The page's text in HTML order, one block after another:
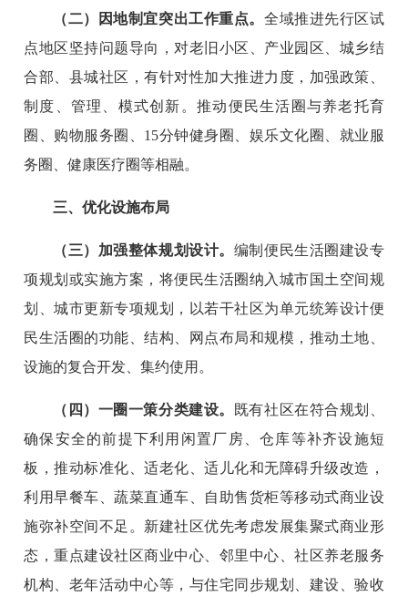
（二）因地制宜突出工作重点。 全域推进先行区试
点地区坚持问题导向，对老旧小区、产业园区、城乡结
合部、县城社区，有针对性加大推进力度，加强政策、
制度、管理、模式创新。推动便民生活圈与养老托育
圈、购物服务圈、15分钟健身圈、娱乐文化圈、就业服
务圈、健康医疗圈等相融。
三、优化设施布局
（三）加强整体规划设计。 编制便民生活圈建设专
项规划或实施方案，将便民生活圈纳入城市国土空间规
划、城市更新专项规划，以若干社区为单元统筹设计便
民生活圈的功能、结构、网点布局和规模，推动土地、
设施的复合开发、集约使用。
（四）一圈一策分类建设。
既有社区在符合规划、
确保安全的前提下利用闲置厂房、仓库等补齐设施短
板，推动标准化、适老化、适儿化和无障碍升级改造，
利用早餐车、蔬菜直通车、自助售货柜等移动式商业设
施弥补空间不足。新建社区优先考虑发展集聚式商业形
态，重点建设社区商业中心、邻里中心、社区养老服务
机构、老年活动中心等，与住宅同步规划、建设、验收